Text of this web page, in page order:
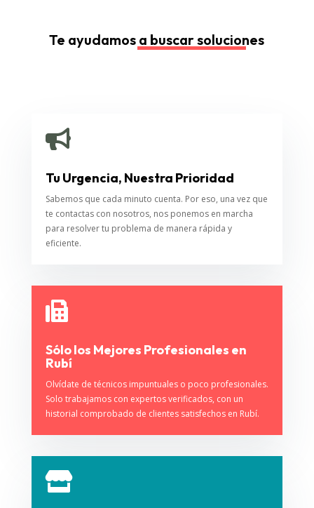
Te ayudamos a buscar soluciones

Tu Urgencia, Nuestra Prioridad
Sabemos que cada minuto cuenta. Por eso, una vez que
te contactas con nosotros, nos ponemos en marcha
para resolver tu problema de manera rápida y
eficiente.

Sólo los Mejores Profesionales en
Rubí
Olvídate de técnicos impuntuales o poco profesionales.
Solo trabajamos con expertos verificados, con un
historial comprobado de clientes satisfechos en Rubí.
